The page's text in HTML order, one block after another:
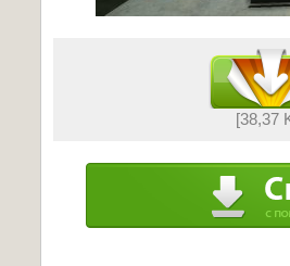
[38,37